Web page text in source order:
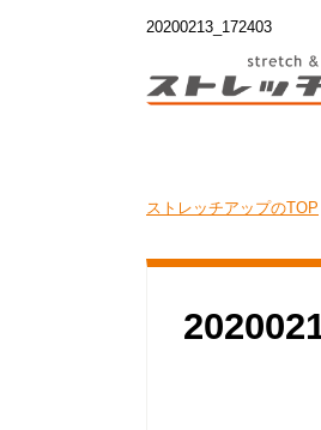
20200213_172403
ストレッチアップのTOP